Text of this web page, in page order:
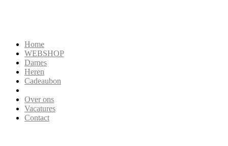
Home
WEBSHOP
Dames
Heren
Cadeaubon
Over ons
Vacatures
Contact